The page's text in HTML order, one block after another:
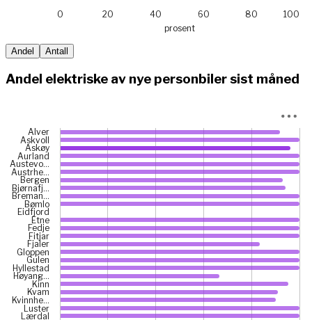
prosent
0 20 40 60 80 100
End of interactive chart.
Andel Antall
Andel elektriske av nye personbiler sist måned
Bar chart with 43 bars.
View as data table, Chart
The chart has 1 X axis displaying categories.
The chart has 1 Y axis displaying prosent. Data ranges
Alver
Askøy
Austevo…
Bergen
Breman…
Eidfjord
Fedje
Fjaler
Gulen
Høyang…
Kvam
Luster
Askvoll
Aurland
Austrhe…
Bjørnafj…
Bømlo
Etne
Fitjar
Gloppen
Hyllestad
Kinn
Kvinnhe…
Lærdal